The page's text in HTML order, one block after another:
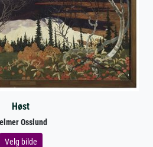
Høst
Osslund
Velg bilde